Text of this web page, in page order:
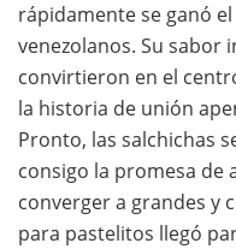
rápidamente se ganó
venezolanos. Su sabor
convirtieron en el
la historia de unión
Pronto, las salchichas
consigo la promesa de
converger a grandes y
para pastelitos llegó